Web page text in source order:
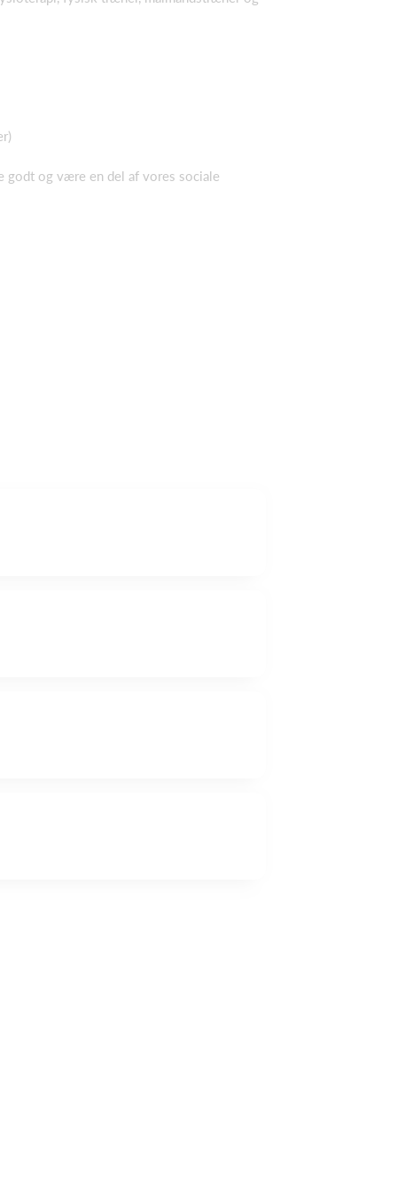
godt og være en del af vores sociale